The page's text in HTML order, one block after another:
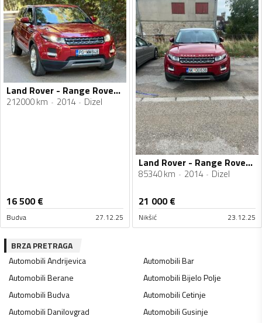
Land Rover - Range Rover Evoque - 2.2tdi
212000 km 2014 Dizel
16 500€
Budva 27.12.25
Land Rover - Range Rover Evoque - 2.2td4
85340 km 2014 Dizel
21 000€
Nikšić 23.12.25
BRZA PRETRAGA
AutomobiliAndrijevica AutomobiliBar
AutomobiliBerane AutomobiliBijelo Polje
AutomobiliBudva AutomobiliCetinje
AutomobiliDanilovgrad AutomobiliGusinje